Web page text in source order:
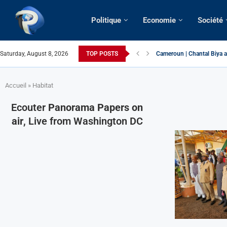
Politique Economie Société
Saturday, August 8, 2026 TOP POSTS Cameroun | Chantal Biya
Accueil » Habitat
Ecouter Panorama Papers on
air, Live from Washington DC